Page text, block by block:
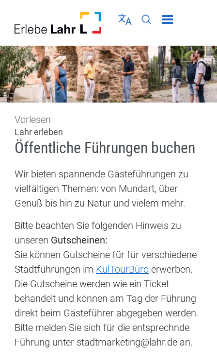
Sprache wählen
Seiten-Suche
Menü schließen
Vorlesen
Lahr erleben
Öffentliche Führungen buchen
Wir bieten spannende Gästeführungen zu
vielfältigen Themen: von Mundart, über
Genuß bis hin zu Natur und vielem mehr.
Bitte beachten Sie folgenden Hinweis zu
unseren Gutscheinen:
Sie können Gutscheine für für verschiedene
Stadtführungen im KulTourBüro erwerben.
Die Gutscheine werden wie ein Ticket
behandelt und können am Tag der Führung
direkt beim Gästeführer abgegeben werden.
Bitte melden Sie sich für die entsprechnde
Führung unter stadtmarketing@lahr.de an.